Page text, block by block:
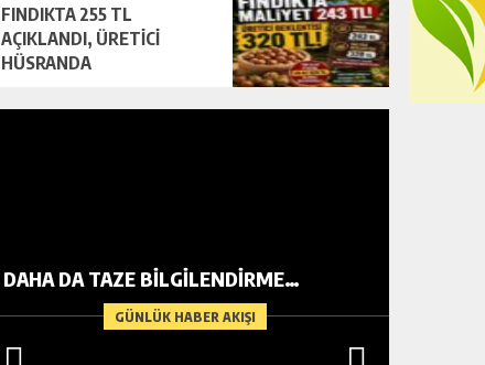
FINDIKTA 255 TL
AÇIKLANDI, ÜRETİCİ
HÜSRANDA
GÜNLÜK HABER AKIŞI
DAHA DA TAZE BİLGİLENDİRME…